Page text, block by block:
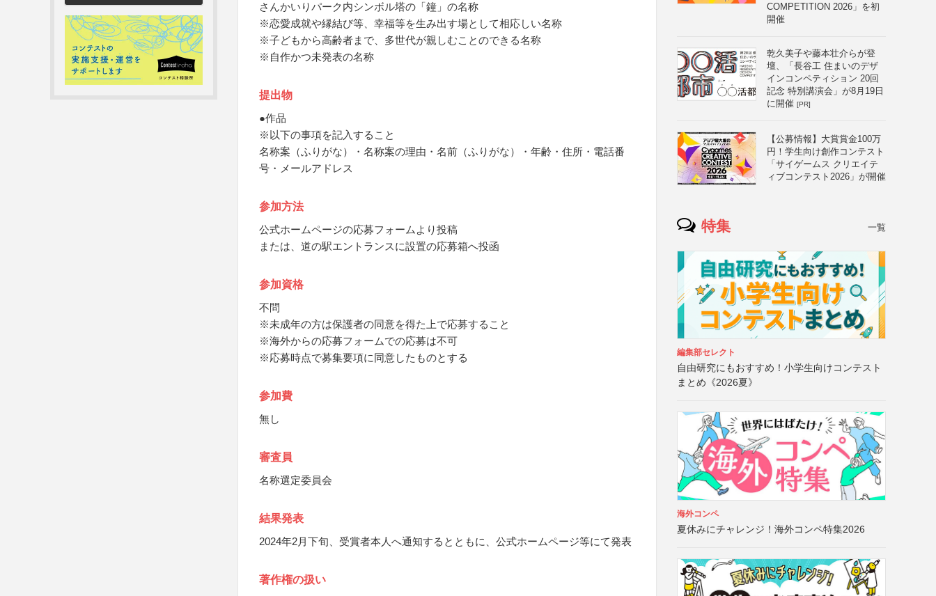
さんかいりパーク内シンボル塔の「鐘」の名称
※恋愛成就や縁結び等、幸福等を生み出す場として相応しい名称
※子どもから高齢者まで、多世代が親しむことのできる名称
※自作かつ未発表の名称
提出物
●作品
※以下の事項を記入すること
名称案（ふりがな）・名称案の理由・名前（ふりがな）・年齢・住所・電話番
号・メールアドレス
参加方法
公式ホームページの応募フォームより投稿
または、道の駅エントランスに設置の応募箱へ投函
参加資格
不問
※未成年の方は保護者の同意を得た上で応募すること
※海外からの応募フォームでの応募は不可
※応募時点で募集要項に同意したものとする
参加費
無し
審査員
名称選定委員会
結果発表
2024年2月下旬、受賞者本人へ通知するとともに、公式ホームページ等にて発表
著作権の扱い
COMPETITION 2026」を初
開催
乾久美子や藤本壮介らが登
壇、「長谷工 住まいのデザ
インコンペティション 20回
記念 特別講演会」が8月19日
に開催 [PR]
【公募情報】大賞賞金100万
円！学生向け創作コンテスト
「サイゲームス クリエイテ
ィブコンテスト2026」が開催
特集 一覧
編集部セレクト
自由研究にもおすすめ！小学生向けコンテスト
まとめ《2026夏》
海外コンペ
夏休みにチャレンジ！海外コンペ特集2026